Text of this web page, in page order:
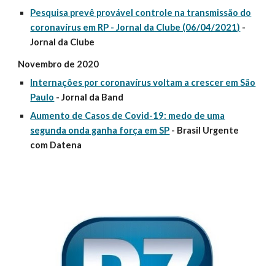
Pesquisa prevê provável controle na transmissão do
coronavírus em RP - Jornal da Clube (06/04/2021) -
Jornal da Clube
Novembro de 2020
Internações por coronavírus voltam a crescer em São
Paulo - Jornal da Band
Aumento de Casos de Covid-19: medo de uma
segunda onda ganha força em SP - Brasil Urgente
com Datena